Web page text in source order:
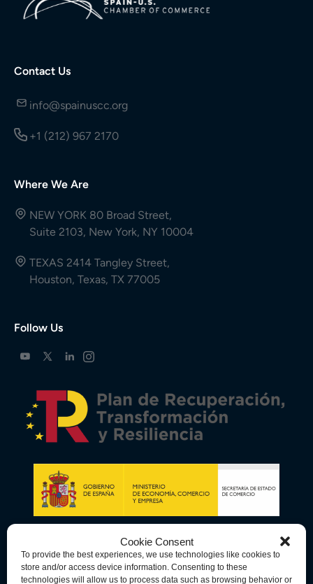
Cookie Consent
To provide the best experiences, we use technologies like cookies to
store and/or access device information. Consenting to these
technologies will allow us to process data such as browsing behavior or
Contact Us
info@spainuscc.org
+1 (212) 967 2170
Where We Are
NEW YORK 80 Broad Street,
Suite 2103, New York, NY 10004
TEXAS 2414 Tangley Street,
Houston, Texas, TX 77005
Follow Us